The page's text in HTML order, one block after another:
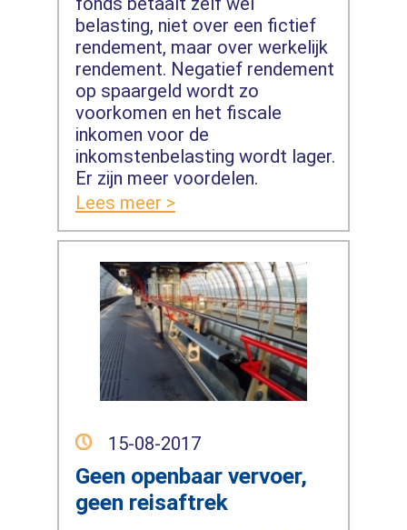
belasting, niet over een fictief
rendement, maar over werkelijk
rendement. Negatief rendement
op spaargeld wordt zo
voorkomen en het fiscale
inkomen voor de
inkomstenbelasting wordt lager.
Er zijn meer voordelen.
Lees meer >
15-08-2017
Geen openbaar vervoer,
geen reisaftrek